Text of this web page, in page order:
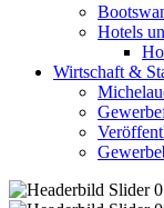
Hotels
Wirtschaft &